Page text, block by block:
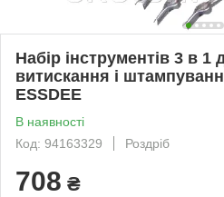
Набір інструментів 3 в 1
витискання і
ESSDEE
В наявності
Код: 94163329
Роздріб
708 ₴